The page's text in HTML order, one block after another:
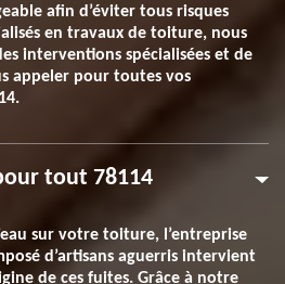
afin d’éviter tous risques
en travaux de toiture, nous
interventions spécialisées et de
appeler pour toutes vos
tout 78114
sur votre toiture, l’entreprise
d’artisans aguerris intervient
de ces fuites. Grâce à notre